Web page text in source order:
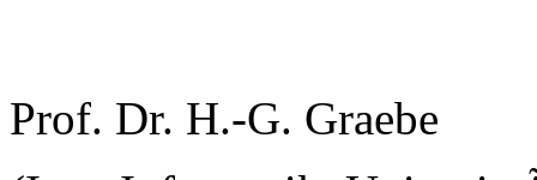
Prof. Dr. H.-G. Graebe